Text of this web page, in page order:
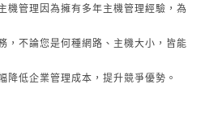
機管理因為擁有多年主機管理經驗，為
，不論您是何種網路、主機大小，皆能
降低企業管理成本，提升競爭優勢。